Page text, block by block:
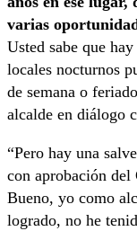
varias
Usted sabe que
locales nocturnos
de semana o
alcalde en diálogo
“Pero hay una
con aprobación
Bueno, yo como
logrado, no he